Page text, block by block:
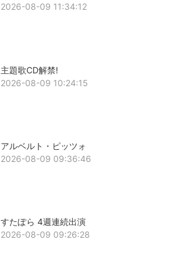
2026-08-09 11:34:12
主題歌CD解禁!
2026-08-09 10:24:15
アルベルト・ピッツォ
2026-08-09 09:36:46
すたぽら 4週連続出演
2026-08-09 09:26:28